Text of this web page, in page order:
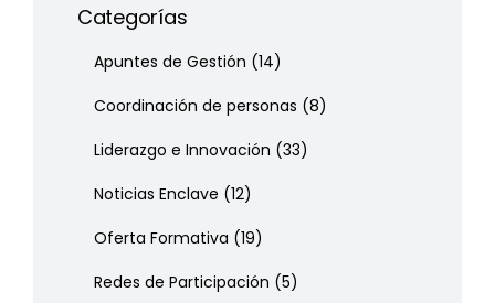
Categorías
Apuntes de Gestión (14)
Coordinación de personas (8)
Liderazgo e Innovación (33)
Noticias Enclave (12)
Oferta Formativa (19)
Redes de Participación (5)